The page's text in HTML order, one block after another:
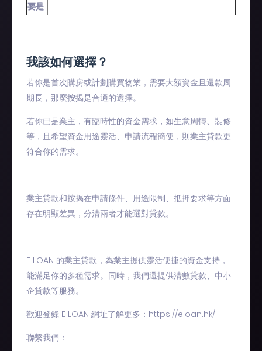
要是
我該如何選擇？
若你是首次購房或計劃購買物業，需要大額資金且還款周
期長，那麼按揭是合適的選擇。​
若你已是業主，有臨時性的資金需求，如生意周轉、裝修
等，且希望資金用途靈活、申請流程簡便，則業主貸款更
符合你的需求。​
業主貸款和按揭在申請條件、用途限制、抵押要求等方面
存在明顯差異，分清兩者才能選對貸款。​
E LOAN 的業主貸款，為業主提供靈活便捷的資金支持，
能滿足你的多種需求。同時，我們還提供清數貸款、中小
企貸款等服務。​
歡迎登錄 E LOAN 網址了解更多：https://eloan.hk/​
聯繫我們：​